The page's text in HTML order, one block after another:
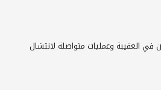
في العقيبة وعمليات متواصلة لانتشال